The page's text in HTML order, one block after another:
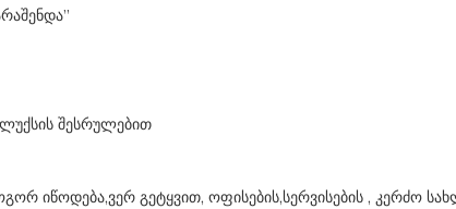
შესრულებით
იწოდება,ვერ გეტყვით, ოფისების,სერვისების , კერძო